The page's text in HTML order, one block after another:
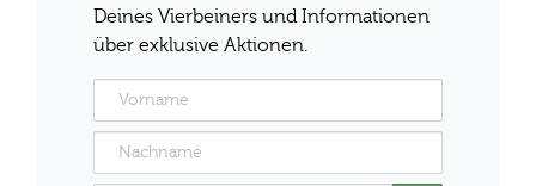
Deines Vierbeiners und Informationen
über exklusive Aktionen.